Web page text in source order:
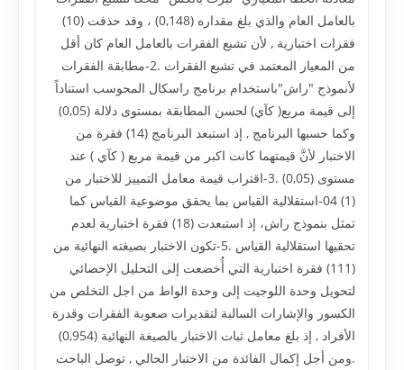
بالعامل العام والذي بلغ مقداره (0,148) ، وقد حذفت (10)
فقرات اختبارية , لأن تشبع الفقرات بالعامل العام كان أقل
من المعيار المعتمد في تشبع الفقرات .2-مطابقة الفقرات
لأنموذج "راش"باستخدام برنامج راسكال المحوسب استناداً
إلى قيمة مربع( كآي) لحسن المطابقة بمستوى دلالة (0,05)
وكما حسبها البرنامج , إذ استبعد البرنامج (14) فقرة من
الاختبار لأنَّ قيمتهما كانت اكبر من قيمة مربع ( كآي ) عند
مستوى (0,05) .3-اقتراب قيمة معامل التمييز للاختبار من
(1) 04-استقلالية القياس بما يحقق موضوعية القياس كما
تمثل بنموذج راش، إذ استبعدت (18) فقرة اختبارية لعدم
تحقيها استقلالية القياس .5-تكون الاختبار بصيغته النهائية من
(111) فقرة اختبارية التي أُخضعت إلى التحليل الإحصائي
لتحويل وحدة اللوجيت إلى وحدة الواط من اجل التخلص من
الكسور والإشارات السالبة لتقديرات صعوبة الفقرات وقدرة
الأفراد , إذ بلغ معامل ثبات الاختبار بالصيغة النهائية (0,954)
.ومن أجل إكمال الفائدة من الاختبار الحالي , توصل الباحث